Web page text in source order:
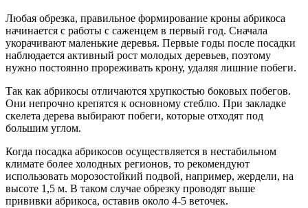
Любая обрезка, правильное формирование кроны абрикоса
начинается с работы с саженцем в первый год. Сначала
укорачивают маленькие деревья. Первые годы после посадки
наблюдается активный рост молодых деревьев, поэтому
нужно постоянно прореживать крону, удаляя лишние побеги.
Так как абрикосы отличаются хрупкостью боковых побегов.
Они непрочно крепятся к основному стеблю. При закладке
скелета дерева выбирают побеги, которые отходят под
большим углом.
Когда посадка абрикосов осуществляется в нестабильном
климате более холодных регионов, то рекомендуют
использовать морозостойкий подвой, например, жердели, на
высоте 1,5 м. В таком случае обрезку проводят выше
прививки абрикоса, оставив около 4-5 веточек.